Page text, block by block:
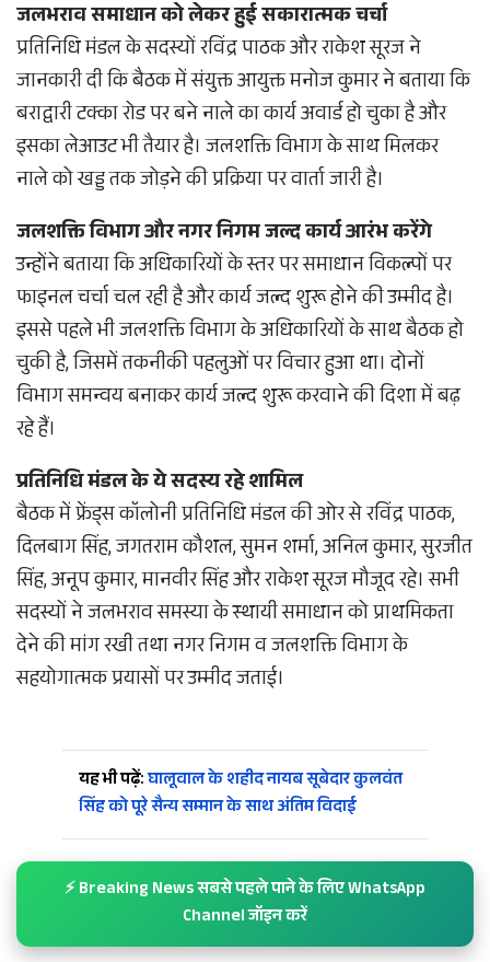
जलभराव समाधान को लेकर हुई सकारात्मक चर्चा
प्रतिनिधि मंडल के सदस्यों रविंद्र पाठक और राकेश सूरज ने
जानकारी दी कि बैठक में संयुक्त आयुक्त मनोज कुमार ने बताया कि
बराद्वारी टक्का रोड पर बने नाले का कार्य अवार्ड हो चुका है और
इसका लेआउट भी तैयार है। जलशक्ति विभाग के साथ मिलकर
नाले को खड्ड तक जोड़ने की प्रक्रिया पर वार्ता जारी है।
जलशक्ति विभाग और नगर निगम जल्द कार्य आरंभ करेंगे
उन्होंने बताया कि अधिकारियों के स्तर पर समाधान विकल्पों पर
फाइनल चर्चा चल रही है और कार्य जल्द शुरू होने की उम्मीद है।
इससे पहले भी जलशक्ति विभाग के अधिकारियों के साथ बैठक हो
चुकी है, जिसमें तकनीकी पहलुओं पर विचार हुआ था। दोनों
विभाग समन्वय बनाकर कार्य जल्द शुरू करवाने की दिशा में बढ़
रहे हैं।
प्रतिनिधि मंडल के ये सदस्य रहे शामिल
बैठक में फ्रेंड्स कॉलोनी प्रतिनिधि मंडल की ओर से रविंद्र पाठक,
दिलबाग सिंह, जगतराम कौशल, सुमन शर्मा, अनिल कुमार, सुरजीत
सिंह, अनूप कुमार, मानवीर सिंह और राकेश सूरज मौजूद रहे। सभी
सदस्यों ने जलभराव समस्या के स्थायी समाधान को प्राथमिकता
देने की मांग रखी तथा नगर निगम व जलशक्ति विभाग के
सहयोगात्मक प्रयासों पर उम्मीद जताई।
यह भी पढ़ें:घालूवाल के शहीद नायब सूबेदार कुलवंत
सिंह को पूरे सैन्य सम्मान के साथ अंतिम विदाई
⚡ Breaking News सबसे पहले पाने के लिए WhatsApp
Channel जॉइन करें